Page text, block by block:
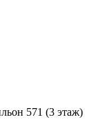
571 (3 этаж)